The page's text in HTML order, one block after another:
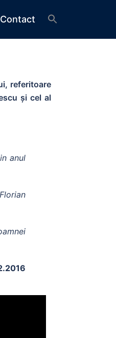
Contact
referitoare
și cel al
anul